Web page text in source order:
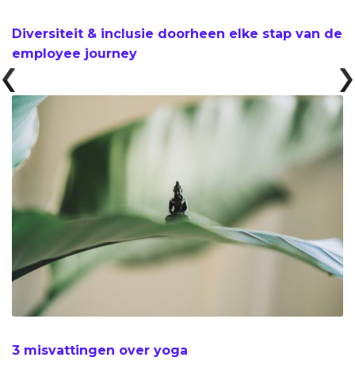
Diversiteit & inclusie doorheen elke stap van de
employee journey
3 misvattingen over yoga